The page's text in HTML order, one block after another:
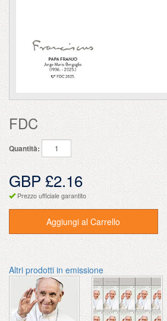
FDC
Quantità:
GBP £2.16
Prezzo ufficiale garantito
Aggiungi al Carrello
Altri prodotti in emissione